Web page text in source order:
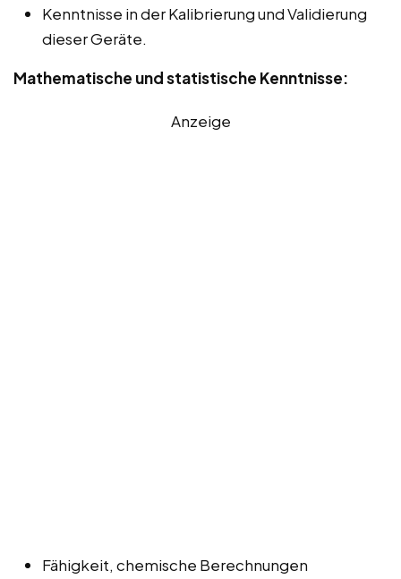
Kenntnisse in der Kalibrierung und Validierung
dieser Geräte.
Mathematische und statistische Kenntnisse:
Anzeige
Fähigkeit, chemische Berechnungen